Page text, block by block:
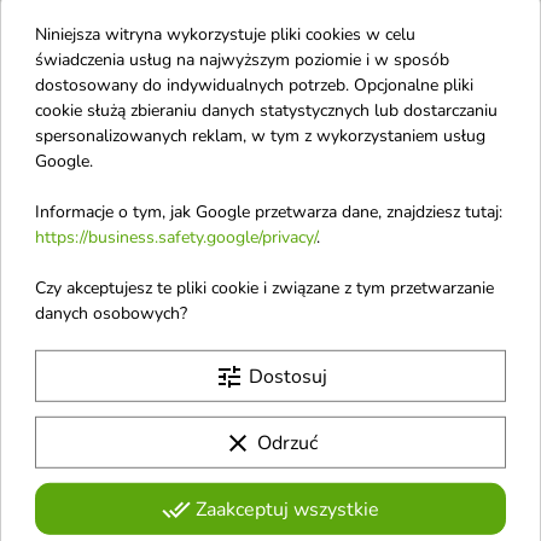
Mokosh Masło do ciała
Masło odżywia skórę i poprawia
jej barierę hydrolipidową
Mokosh Masło do ciała
cynamonem 120 ml
jej barierę hydrolipidową
favorite_border
Niniejsza witryna wykorzystuje pliki cookies w celu
świadczenia usług na najwyższym poziomie i w sposób
dostosowany do indywidualnych potrzeb. Opcjonalne pliki
cookie służą zbieraniu danych statystycznych lub dostarczaniu
spersonalizowanych reklam, w tym z wykorzystaniem usług
Google.
Informacje o tym, jak Google przetwarza dane, znajdziesz tutaj:
https://business.safety.google/privacy/.
Czy akceptujesz te pliki cookie i związane z tym przetwarzanie
danych osobowych?
tune Dostosuj
clear Odrzuć
done_allZaakceptuj wszystkie